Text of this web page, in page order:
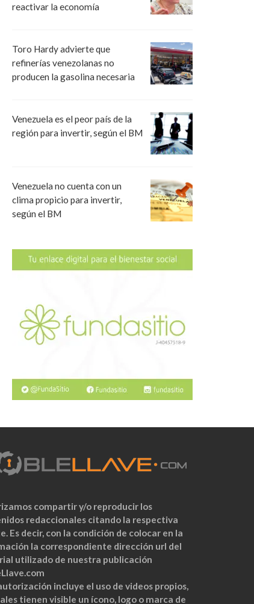
reactivar la economía
Toro Hardy advierte que
refinerías venezolanas no
producen la gasolina necesaria
Venezuela es el peor país de la
región para invertir, según el BM
Venezuela no cuenta con un
clima propicio para invertir,
según el BM
compartir y/o reproducir los
redaccionales citando la respectiva
Es decir, con la condición de colocar en la
la correspondiente dirección url del
utilizado de nuestra publicación
incluye el uso de videos propios,
tienen visible un ícono, logo o marca de